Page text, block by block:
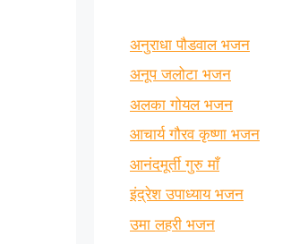
अनुराधा पौडवाल भजन
अनूप जलोटा भजन
अलका गोयल भजन
आचार्य गौरव कृष्णा भजन
आनंदमूर्ती गुरु माँ
इंद्रेश उपाध्याय भजन
उमा लहरी भजन